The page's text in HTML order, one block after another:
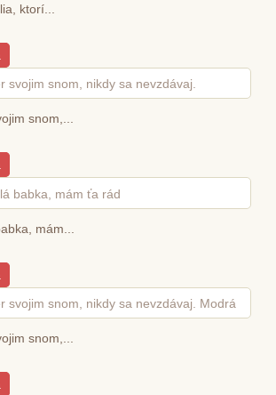
ktorí...
snom,...
mám...
snom,...